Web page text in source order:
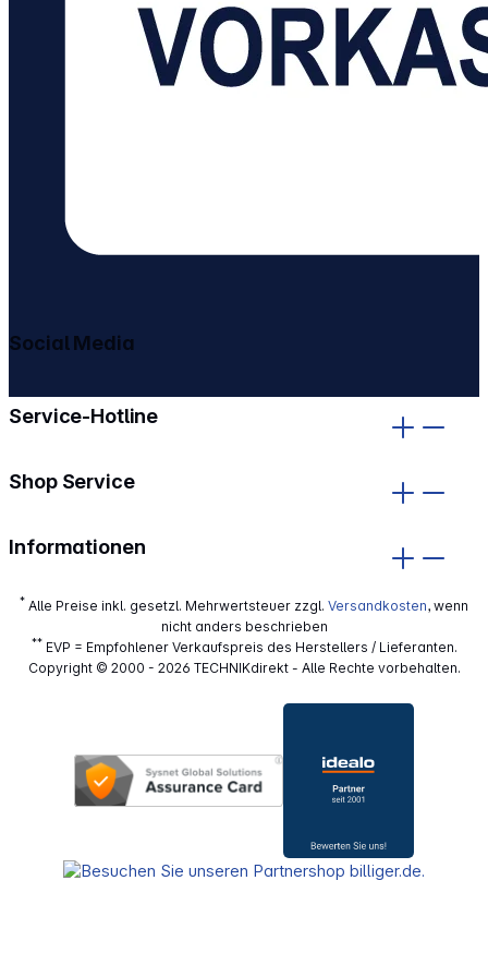
Service-Hotline
Shop Service
Informationen
Social Media
* Alle Preise inkl. gesetzl. Mehrwertsteuer zzgl. Versandkosten, wenn
nicht anders beschrieben
**EVP = Empfohlener Verkaufspreis des Herstellers / Lieferanten.
Copyright © 2000 - 2026 TECHNIKdirekt - Alle Rechte vorbehalten.